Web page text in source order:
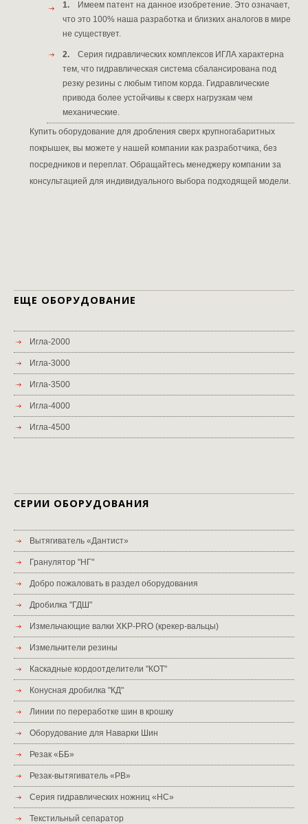
1.
Имеем патент на данное изобретение. Это означает,
что это 100% наша разработка и близких аналогов в мире
не существует.
2. Серия гидравлических комплексов ИГЛА характерна
тем, что гидравлическая система сбалансирована под
резку резины с любым типом корда. Гидравлические
привода более устойчивы к сверх нагрузкам чем
механические.
Купить оборудование для дробления сверх крупногабаритных
покрышек, вы можете у нашей компании как разработчика, без
посредников и переплат. Обращайтесь менеджеру компании за
консультацией для индивидуального выбора подходящей модели.
ЕЩЕ ОБОРУДОВАНИЕ
Игла-2000
Игла-3000
Игла-3500
Игла-4000
Игла-4500
СЕРИИ ОБОРУДОВАНИЯ
Вытягиватель «Дантист»
Гранулятор "НГ"
Добро пожаловать в раздел оборудования
Дробилка "ГДШ"
Измельчающие валки XKP-PRO (крекер-вальцы)
Измельчители резины
Каскадные кордоотделители "КОТ"
Конусная дробилка "КД"
Линии по переработке шин в крошку
Оборудование для Наварки Шин
Резак «ББ»
Резак-вытягиватель «РВ»
Серия гидравлических ножниц «НС»
Текстильный сепаратор